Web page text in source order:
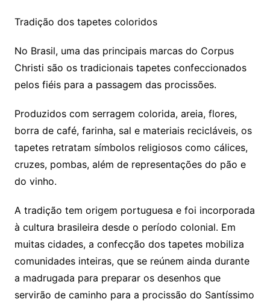
Tradição dos tapetes coloridos
No Brasil, uma das principais marcas do Corpus
Christi são os tradicionais tapetes confeccionados
pelos fiéis para a passagem das procissões.
Produzidos com serragem colorida, areia, flores,
borra de café, farinha, sal e materiais recicláveis, os
tapetes retratam símbolos religiosos como cálices,
cruzes, pombas, além de representações do pão e
do vinho.
A tradição tem origem portuguesa e foi incorporada
à cultura brasileira desde o período colonial. Em
muitas cidades, a confecção dos tapetes mobiliza
comunidades inteiras, que se reúnem ainda durante
a madrugada para preparar os desenhos que
servirão de caminho para a procissão do Santíssimo